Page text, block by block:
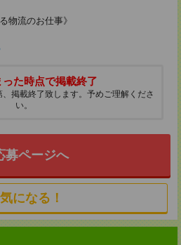
物流のお仕事》
った時点で掲載終了
掲載終了致します。予めご理解くださ
い。
募ページへ
気になる！